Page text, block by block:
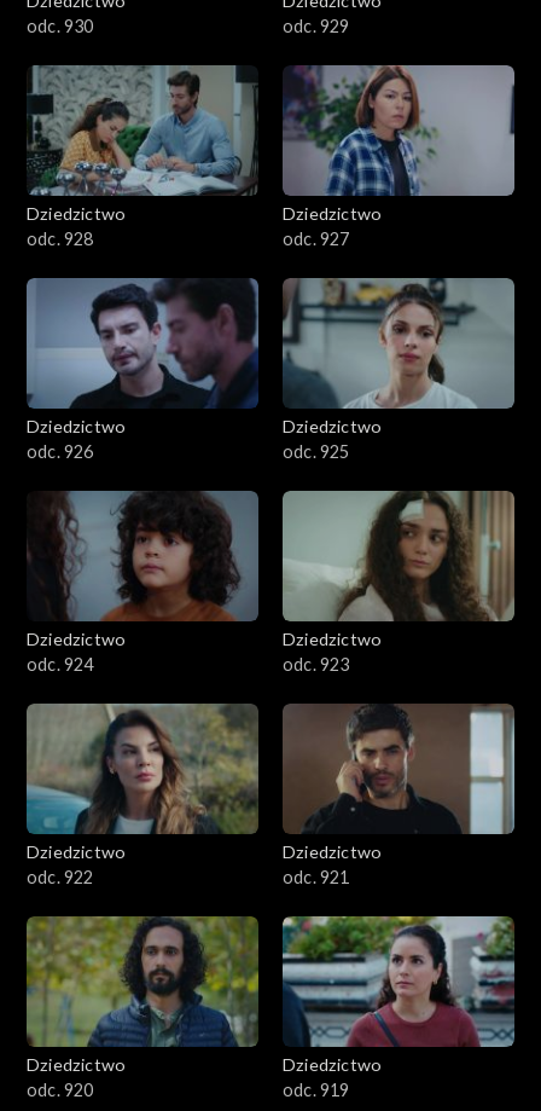
odc. 930
odc. 929
Dziedzictwo
odc. 928
Dziedzictwo
odc. 927
Dziedzictwo
odc. 926
Dziedzictwo
odc. 925
Dziedzictwo
odc. 924
Dziedzictwo
odc. 923
Dziedzictwo
odc. 922
Dziedzictwo
odc. 921
Dziedzictwo
odc. 920
Dziedzictwo
odc. 919